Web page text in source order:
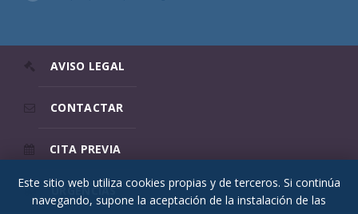
AVISO LEGAL
CONTACTAR
CITA PREVIA
URGENCIAS
Este sitio web utiliza cookies propias y de terceros. Si continúa
navegando, supone la aceptación de la instalación de las